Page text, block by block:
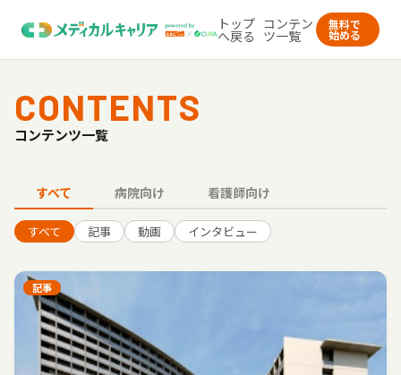
トップ
へ戻る
コンテン
ツ一覧
無料で
始める
CONTENTS
コンテンツ一覧
すべて 病院向け 看護師向け
すべて 記事 動画 インタビュー
記事